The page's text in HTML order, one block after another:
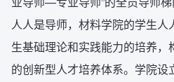
人人是导师，材料学院的学生人
生基础理论和实践能力的培养
的创新型人才培养体系。学院设